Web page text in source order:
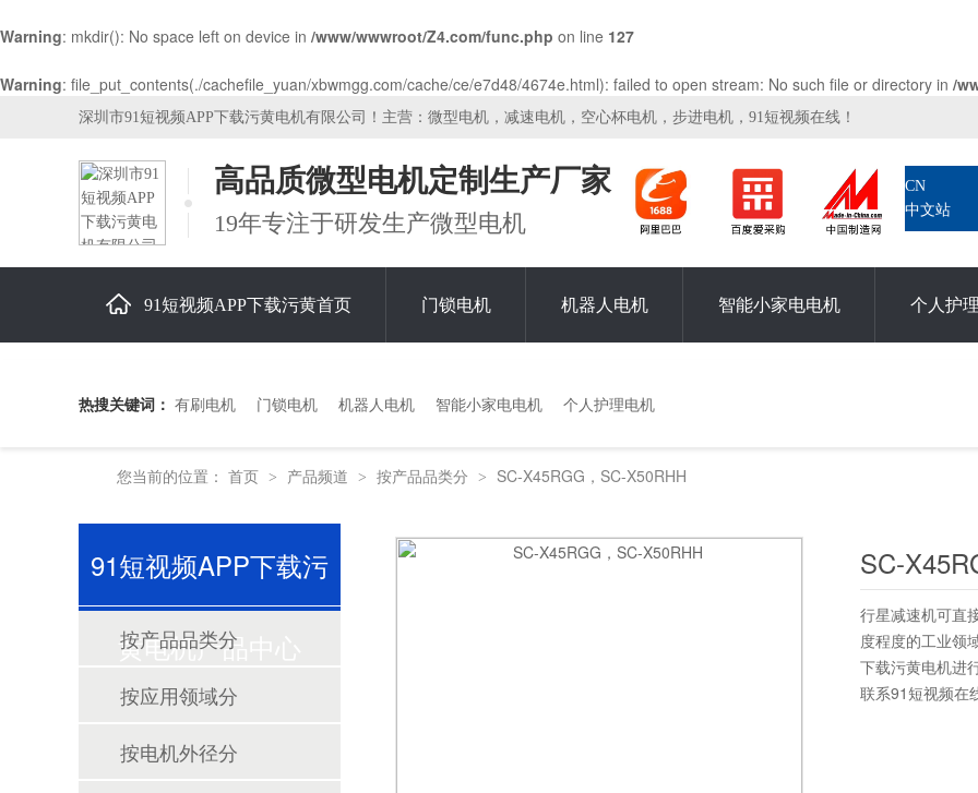
Warning: mkdir(): No space left on device in /www/wwwroot/Z4.com/func.php on line 127
Warning: file_put_contents(./cachefile_yuan/xbwmgg.com/cache/ce/e7d48/4674e.html): failed to open stream: No such file or directory in /
深圳市91短视频APP下载污黄电机有限公司！主营：微型电机，减速电机，空心杯电机，步进电机，91短视频在线！
高品质微型电机定制生产厂家
19年专注于研发生产微型电机
CN
中文站
91短视频APP下载污黄首页 门锁电机 机器人电机 智能小家电电机 个人护
热搜关键词： 有刷电机 门锁电机 机器人电机 智能小家电电机 个人护理电机
您当前的位置： 首页 > 产品频道 > 按产品品类分 > SC-X45RGG，SC-X50RHH
SC-
行星减速机可直
度程度的工业领
下载污黄电机进
联系91短视频在
91短视频APP下载污
黄电机产品中心
按产品品类分
按应用领域分
按电机外径分